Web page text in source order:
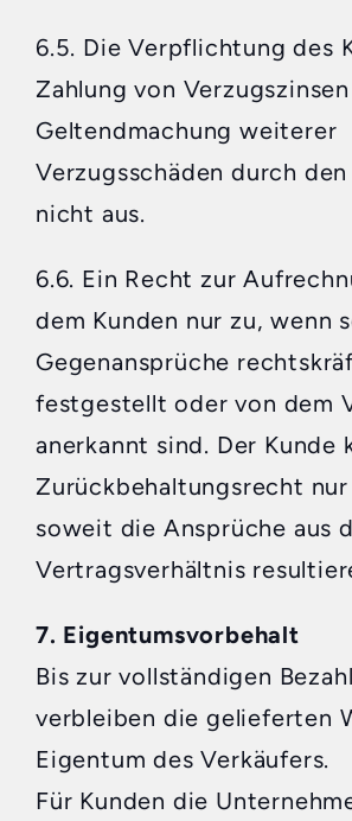
6.5. Die Verpflichtung des
Zahlung von
Geltendmachung weiterer
Verzugsschäden durch
nicht aus.
6.6. Ein Recht zur
dem Kunden nur zu, wenn
Gegenansprüche
festgestellt oder von dem
anerkannt sind. Der Kunde
Zurückbehaltungsrecht nur
soweit die Ansprüche aus
Vertragsverhältnis
7. Eigentumsvorbehalt
Bis zur vollständigen
verbleiben die gelieferten
Eigentum des Verkäufers.
Für Kunden die